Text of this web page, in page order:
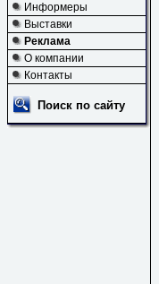
Информеры
Выставки
Реклама
О компании
Контакты
Поиск по сайту